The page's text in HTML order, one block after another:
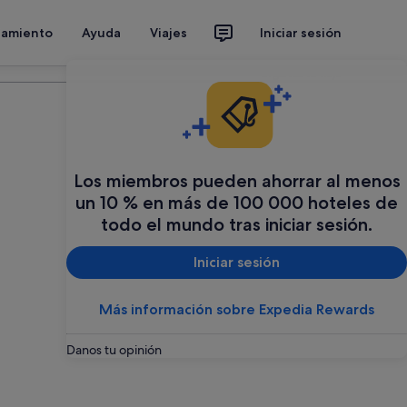
Ayuda Viajes Iniciar sesión
Los miembros pueden ahorrar al menos
un 10 % en más de 100 000 hoteles de
todo el mundo tras iniciar sesión.
Iniciar sesión
Más información sobre Expedia Rewards
Danos tu opinión